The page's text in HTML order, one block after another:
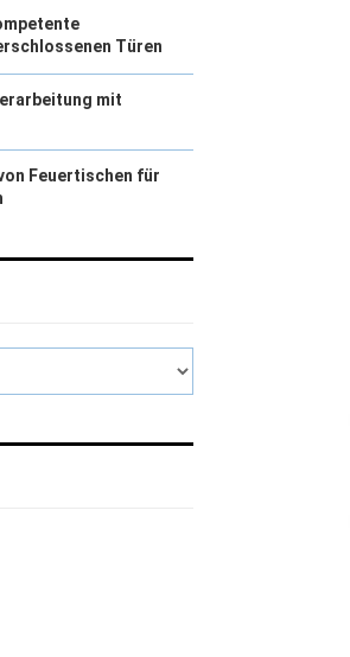
Türen
mit
Feuertischen für